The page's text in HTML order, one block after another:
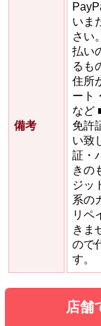
備考
いま
さい
払い
るも
住所
ート
など
免許
い致
証・
きの
ジッ
系の
リペ
きま
ので
す。
店舗